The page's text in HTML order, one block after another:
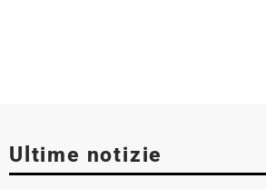
Ultime notizie